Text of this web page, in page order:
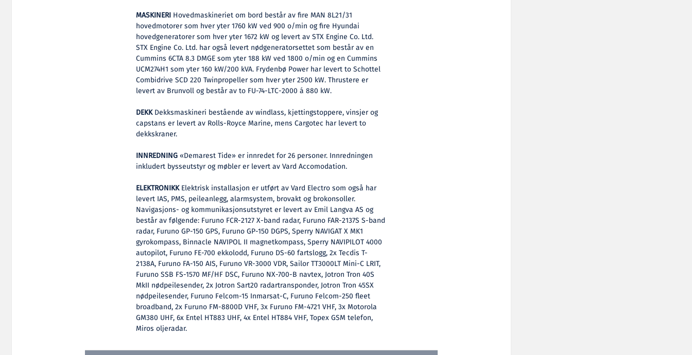
MASKINERI Hovedmaskineriet om bord består av fire MAN 8L21/31
hovedmotorer som hver yter 1760 kW ved 900 o/min og fire Hyundai
hovedgeneratorer som hver yter 1672 kW og levert av STX Engine Co. Ltd.
STX Engine Co. Ltd. har også levert nødgeneratorsettet som består av en
Cummins 6CTA 8.3 DMGE som yter 188 kW ved 1800 o/min og en Cummins
UCM274H1 som yter 160 kW/200 kVA. Frydenbø Power har levert to Schottel
Combidrive SCD 220 Twinpropeller som hver yter 2500 kW. Thrustere er
levert av Brunvoll og består av to FU-74-LTC-2000 á 880 kW.
DEKKDekksmaskineri bestående av windlass, kjettingstoppere, vinsjer og
capstans er levert av Rolls-Royce Marine, mens Cargotec har levert to
dekkskraner.
INNREDNING«Demarest Tide» er innredet for 26 personer. Innredningen
inkludert bysseutstyr og møbler er levert av Vard Accomodation.
ELEKTRONIKKElektrisk installasjon er utført av Vard Electro som også har
levert IAS, PMS, peileanlegg, alarmsystem, brovakt og brokonsoller.
Navigasjons- og kommunikasjonsutstyret er levert av Emil Langva AS og
består av følgende: Furuno FCR-2127 X-band radar, Furuno FAR-2137S S-band
radar, Furuno GP-150 GPS, Furuno GP-150 DGPS, Sperry NAVIGAT X MK1
gyrokompass, Binnacle NAVIPOL II magnetkompass, Sperry NAVIPILOT 4000
autopilot, Furuno FE-700 ekkolodd, Furuno DS-60 fartslogg, 2x Tecdis T-
2138A, Furuno FA-150 AIS, Furuno VR-3000 VDR, Sailor TT3000LT Mini-C LRIT,
Furuno SSB FS-1570 MF/HF DSC, Furuno NX-700-B navtex, Jotron Tron 40S
MkII nødpeilesender, 2x Jotron Sart20 radartransponder, Jotron Tron 45SX
nødpeilesender, Furuno Felcom-15 Inmarsat-C, Furuno Felcom-250 fleet
broadband, 2x Furuno FM-8800D VHF, 3x Furuno FM-4721 VHF, 3x Motorola
GM380 UHF, 6x Entel HT883 UHF, 4x Entel HT884 VHF, Topex GSM telefon,
Miros oljeradar.